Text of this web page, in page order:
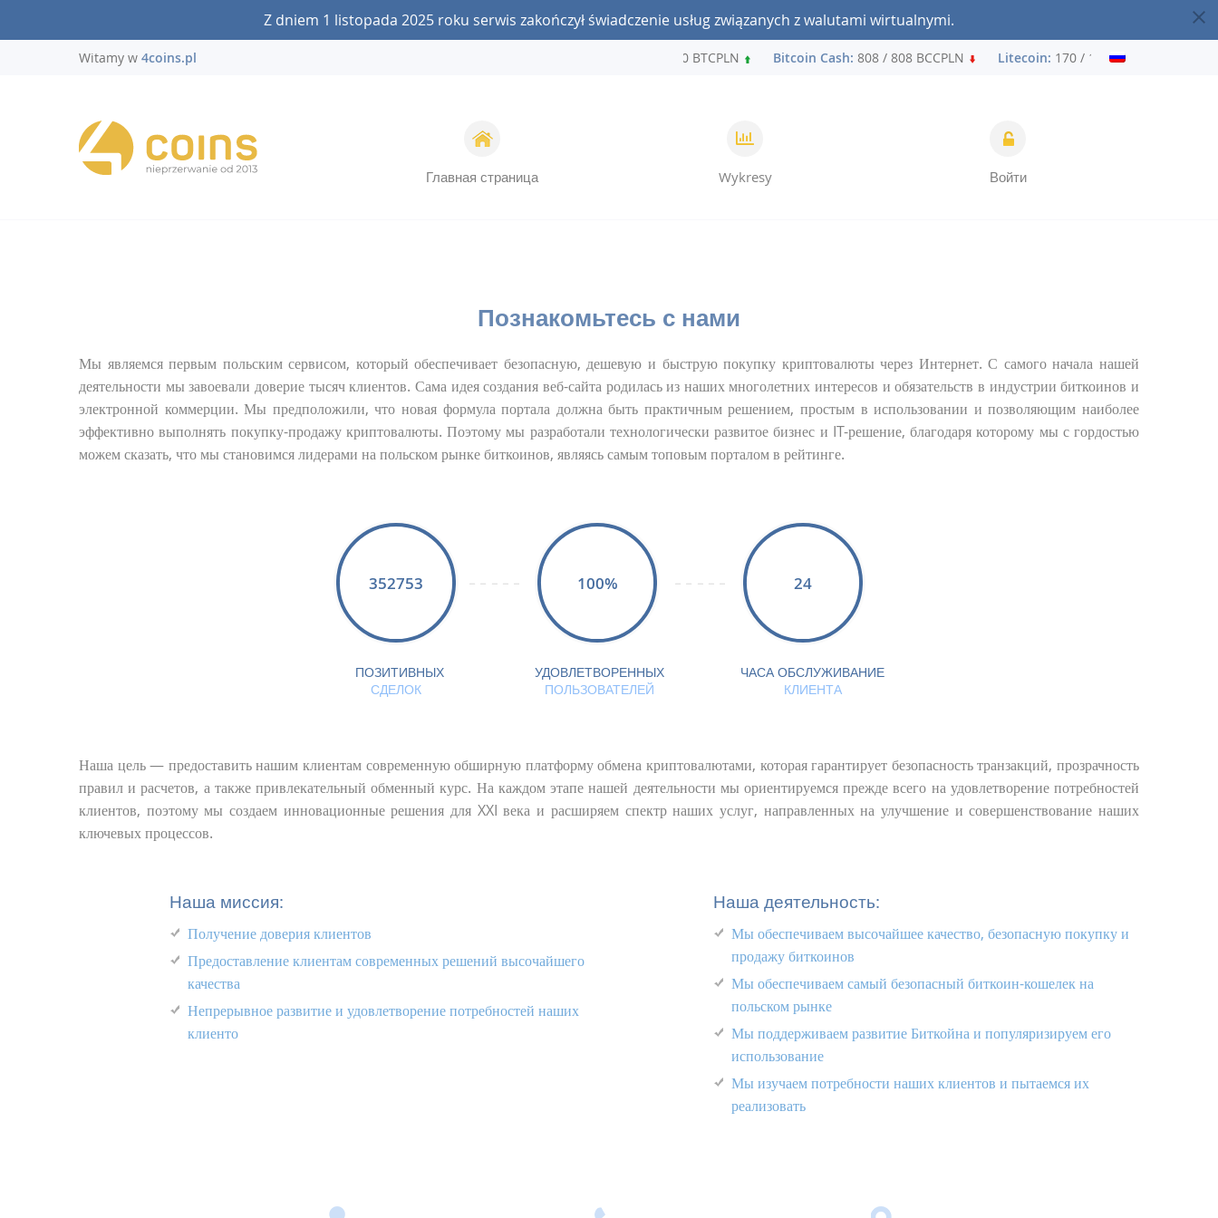
Z dniem 1 listopada 2025 roku serwis zakończył świadczenie usług związanych z walutami wirtualnymi.
Witamy w 4coins.pl 241 610 / 241 610 BTCPLN Bitcoin Cash:808 / 808 BCCPLN Litecoin:170 / 170 LTCPLN
Главная страница Wykresy Войти
Познакомьтесь с нами
Мы являемся первым польским сервисом, который обеспечивает безопасную, дешевую и быструю покупку криптовалюты через Интернет. С самого начала нашей
деятельности мы завоевали доверие тысяч клиентов. Сама идея создания веб-сайта родилась из наших многолетних интересов и обязательств в индустрии биткоинов и
электронной коммерции. Мы предположили, что новая формула портала должна быть практичным решением, простым в использовании и позволяющим наиболее
эффективно выполнять покупку-продажу криптовалюты. Поэтому мы разработали технологически развитое бизнес и IT-решение, благодаря которому мы с гордостью
можем сказать, что мы становимся лидерами на польском рынке биткоинов, являясь самым топовым порталом в рейтинге.
352753
ПОЗИТИВНЫХ
СДЕЛОК
100%
УДОВЛЕТВОРЕННЫХ
ПОЛЬЗОВАТЕЛЕЙ
24
ЧАСА ОБСЛУЖИВАНИЕ
КЛИЕНТА
Наша цель — предоставить нашим клиентам современную обширную платформу обмена криптовалютами, которая гарантирует безопасность транзакций, прозрачность
правил и расчетов, а также привлекательный обменный курс. На каждом этапе нашей деятельности мы ориентируемся прежде всего на удовлетворение потребностей
клиентов, поэтому мы создаем инновационные решения для XXI века и расширяем спектр наших услуг, направленных на улучшение и совершенствование наших
ключевых процессов.
Наша миссия:
Получение доверия клиентов
Предоставление клиентам современных решений высочайшего
качества
Непрерывное развитие и удовлетворение потребностей наших
клиенто
Наша деятельность:
Мы обеспечиваем высочайшее качество, безопасную покупку и
продажу биткоинов
Мы обеспечиваем самый безопасный биткоин-кошелек на
польском рынке
Мы поддерживаем развитие Биткойна и популяризируем его
использование
Мы изучаем потребности наших клиентов и пытаемся их
реализовать